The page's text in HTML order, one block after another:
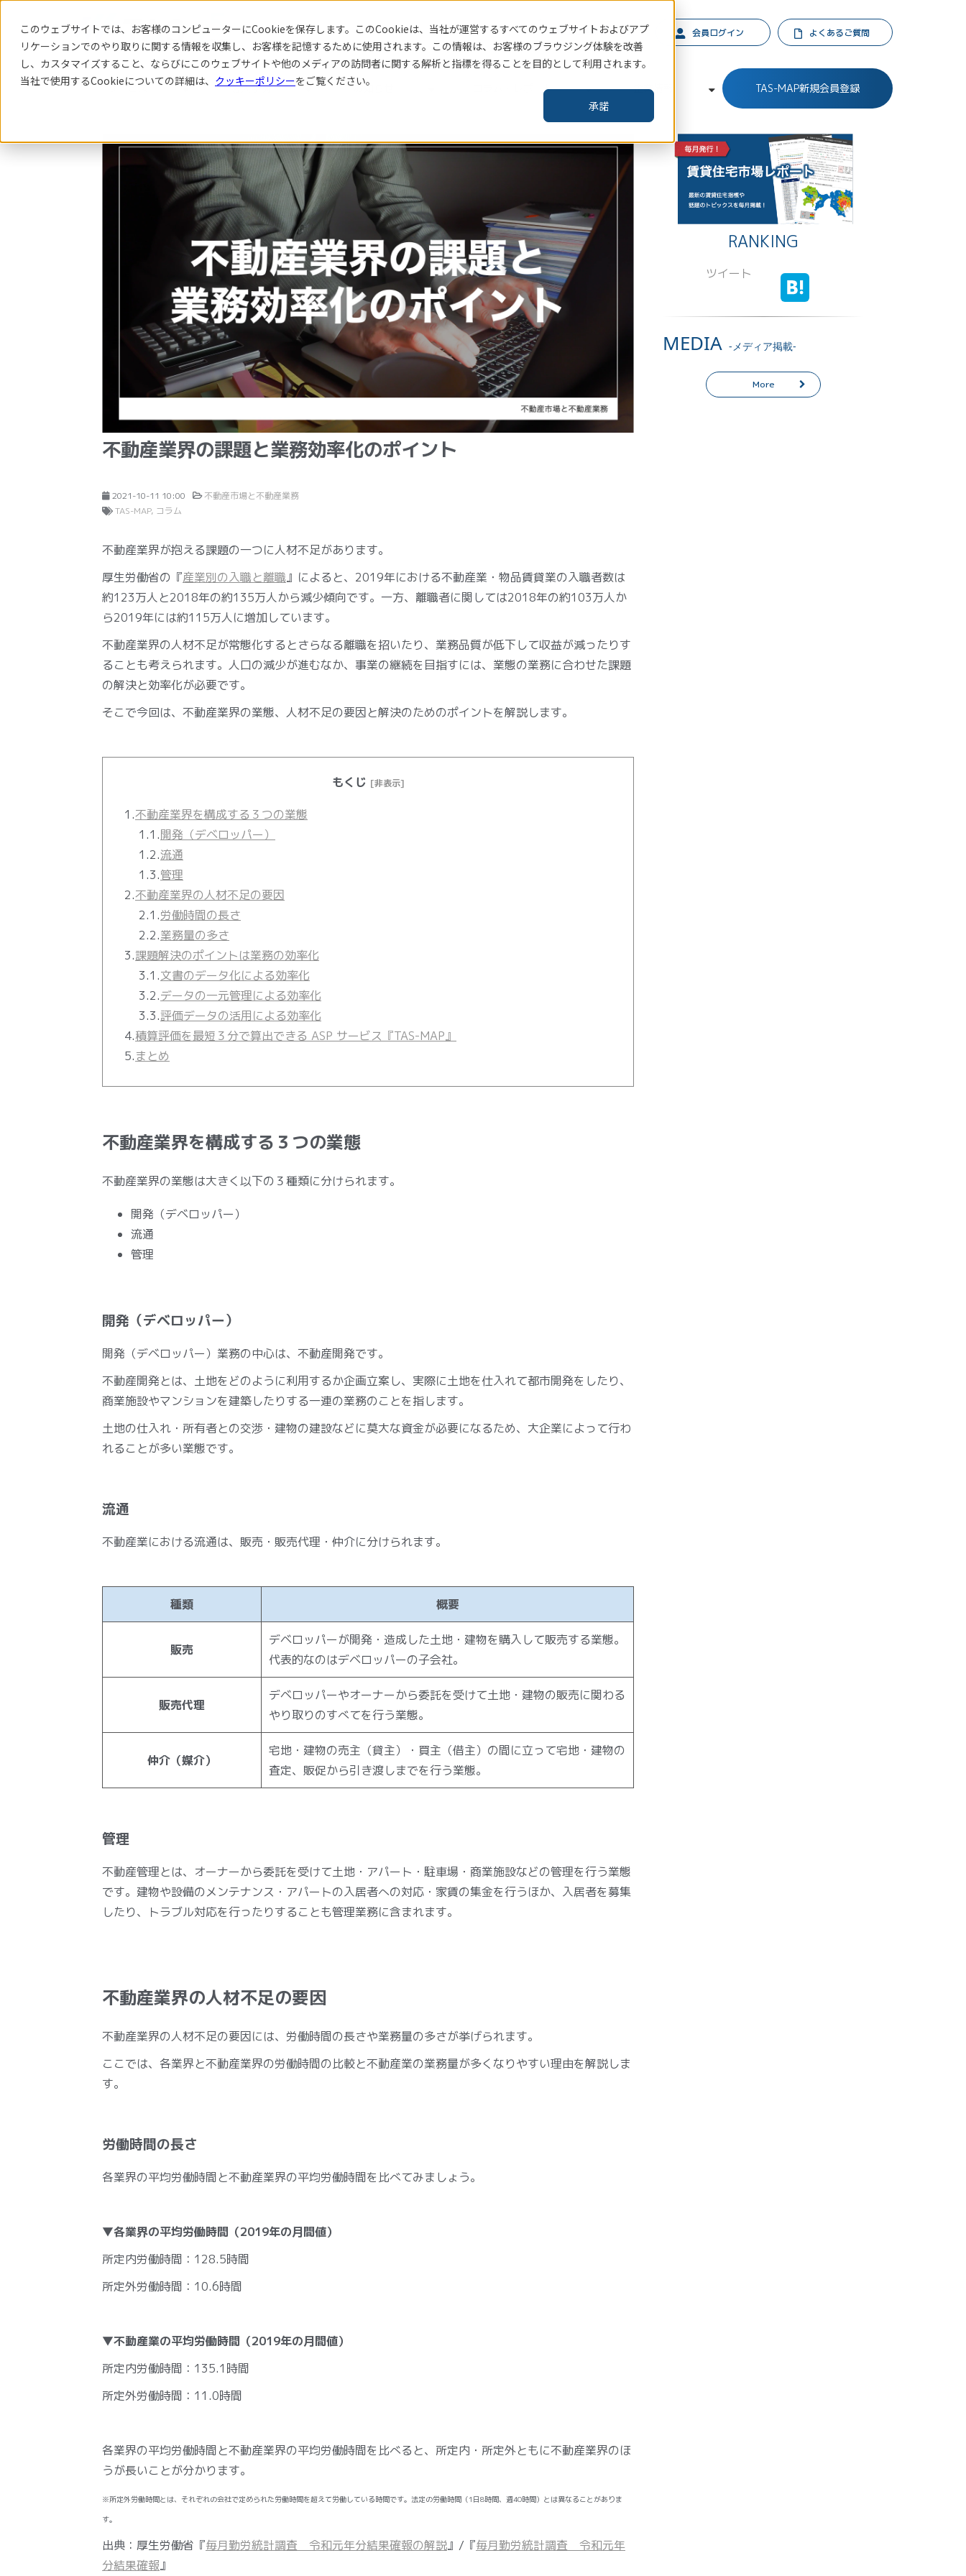
このウェブサイトでは、お客様のコンピューターにCookieを保存します。このCookieは、当社が運営するすべてのウェブサイトおよびアプ
リケーションでのやり取りに関する情報を収集し、お客様を記憶するために使用されます。この情報は、お客様のブラウジング体験を改善
し、カスタマイズすること、ならびにこのウェブサイトや他のメディアの訪問者に関する解析と指標を得ることを目的として利用されます。
当社で使用するCookieについての詳細は、 クッキーポリシーをご覧ください。
承諾
賃貸住宅指標はこちら 会員ログイン よくあるご質問
サービス 導入事例 お知らせ コラム・レポート 企業情報 TAS-MAP新規会員登録
不動産業界の課題と業務効率化のポイント
2021-10-11 10:00
不動産市場と不動産業務
TAS-MAP コラム
不動産業界が抱える課題の一つに人材不足があります。
厚生労働省の『産業別の入職と離職』によると、2019年における不動産業・物品賃貸業の入職者数は
約123万人と2018年の約135万人から減少傾向です。一方、離職者に関しては2018年の約103万人か
ら2019年には約115万人に増加しています。
不動産業界の人材不足が常態化するとさらなる離職を招いたり、業務品質が低下して収益が減ったりす
ることも考えられます。人口の減少が進むなか、事業の継続を目指すには、業態の業務に合わせた課題
の解決と効率化が必要です。
そこで今回は、不動産業界の業態、人材不足の要因と解決のためのポイントを解説します。
もくじ [非表示]
1.不動産業界を構成する３つの業態
1.1.開発（デベロッパー）
1.2.流通
1.3.管理
2.不動産業界の人材不足の要因
2.1.労働時間の長さ
2.2.業務量の多さ
3.課題解決のポイントは業務の効率化
3.1.文書のデータ化による効率化
3.2.データの一元管理による効率化
3.3.評価データの活用による効率化
4.積算評価を最短３分で算出できる ASP サービス『TAS-MAP』
5.まとめ
不動産業界を構成する３つの業態
不動産業界の業態は大きく以下の３種類に分けられます。
開発（デベロッパー）
流通
管理
開発（デベロッパー）
開発（デベロッパー）業務の中心は、不動産開発です。
不動産開発とは、土地をどのように利用するか企画立案し、実際に土地を仕入れて都市開発をしたり、
商業施設やマンションを建築したりする一連の業務のことを指します。
土地の仕入れ・所有者との交渉・建物の建設などに莫大な資金が必要になるため、大企業によって行わ
れることが多い業態です。
流通
不動産業における流通は、販売・販売代理・仲介に分けられます。
種類 概要
販売
デベロッパーが開発・造成した土地・建物を購入して販売する業態。
代表的なのはデベロッパーの子会社。
販売代理
デベロッパーやオーナーから委託を受けて土地・建物の販売に関わる
やり取りのすべてを行う業態。
仲介（媒介）
宅地・建物の売主（貸主）・買主（借主）の間に立って宅地・建物の
査定、販促から引き渡しまでを行う業態。
管理
不動産管理とは、オーナーから委託を受けて土地・アパート・駐車場・商業施設などの管理を行う業態
です。建物や設備のメンテナンス・アパートの入居者への対応・家賃の集金を行うほか、入居者を募集
したり、トラブル対応を行ったりすることも管理業務に含まれます。
不動産業界の人材不足の要因
不動産業界の人材不足の要因には、労働時間の長さや業務量の多さが挙げられます。
ここでは、各業界と不動産業界の労働時間の比較と不動産業の業務量が多くなりやすい理由を解説しま
す。
労働時間の長さ
各業界の平均労働時間と不動産業界の平均労働時間を比べてみましょう。
▼各業界の平均労働時間（2019年の月間値）
所定内労働時間：128.5時間
所定外労働時間：10.6時間
▼不動産業の平均労働時間（2019年の月間値）
所定内労働時間：135.1時間
所定外労働時間：11.0時間
各業界の平均労働時間と不動産業界の平均労働時間を比べると、所定内・所定外ともに不動産業界のほ
うが長いことが分かります。
※所定外労働時間とは、それぞれの会社で定められた労働時間を超えて労働している時間です。法定の労働時間（1日8時間、週40時間）とは異なることがありま
す。
出典：厚生労働省『毎月勤労統計調査 令和元年分結果確報の解説』/『毎月勤労統計調査 令和元年
分結果確報』
RANKING
ツイート
MEDIA -メディア掲載-
More